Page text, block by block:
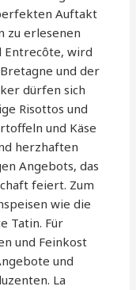
Auftakt
zu erlesenen
Entrecôte, wird
und der
dürfen sich
Risottos und
und Käse
herzhaften
Angebots, das
feiert. Zum
wie die
Tatin. Für
und Feinkost
und
La